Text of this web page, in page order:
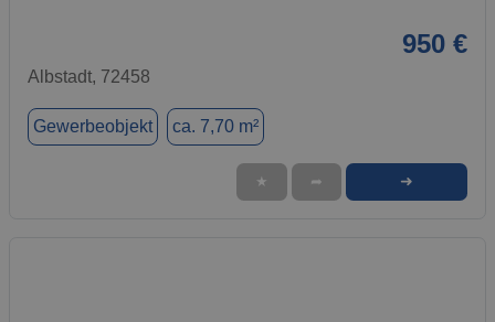
950 €
Albstadt, 72458
Gewerbeobjekt ca. 7,70 m²
★ ➦ ➜